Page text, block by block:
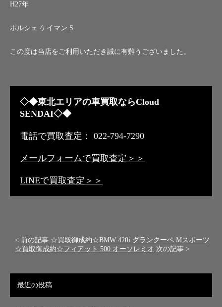
H27年
ポルシェ ケイマン S
この度は当店をご利用いただき誠に有難うございました。
◇◆東北エリアの車買取ならCloud
SENDAI◇◆
電話で買取査定： 022-794-7290
メールフォームで買取査定＞＞
LINEで買取査定＞＞
< 前の記事 ☆買取御成約☆BMW 420i グランクーペ Mスポーツ
☆買取御成約☆フィアット 500 オーソレミオ 次の記事 >
最近の投稿